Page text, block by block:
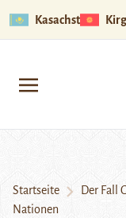
Kasachstan
Startseite
Der Fall
Nationen